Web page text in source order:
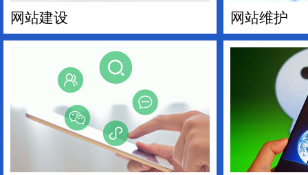
网站建设 网站维护